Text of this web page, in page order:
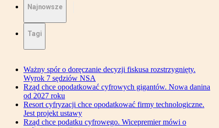
Najnowsze
Tagi
Ważny spór o doręczanie decyzji fiskusa rozstrzygnięty.
Wyrok 7 sędziów NSA
Rząd chce opodatkować cyfrowych gigantów. Nowa danina
od 2027 roku
Resort cyfryzacji chce opodatkować firmy technologiczne.
Jest projekt ustawy
Rząd chce podatku cyfrowego. Wicepremier mówi o